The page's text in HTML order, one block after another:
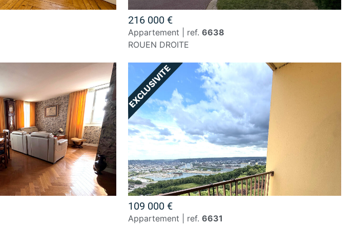
216 000 €
appartement | ref. 6638
ROUEN DROITE
109 000 €
appartement | ref. 6631